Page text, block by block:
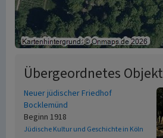
Übergeordnetes Objekt
Neuer jüdischer Friedhof
Bocklemünd
Beginn 1918
Jüdische Kultur und Geschichte in Köln